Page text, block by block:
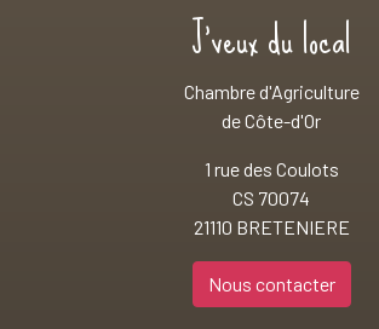
J'veux du local
Chambre d'Agriculture
de Côte-d'Or
1 rue des Coulots
CS 70074
21110 BRETENIERE
Nous contacter